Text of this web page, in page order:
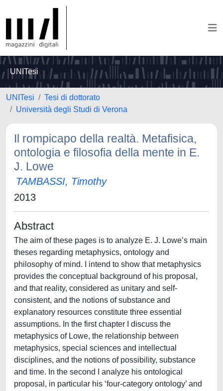
UNITesi
UNITesi
Tesi di dottorato
Università degli Studi di Verona
Il rompicapo della realtà. Metafisica,
ontologia e filosofia della mente in E.
J. Lowe
TAMBASSI, Timothy
2013
Abstract
The aim of these pages is to analyze E. J. Lowe’s main
theses regarding metaphysics, ontology and
philosophy of mind. I intend to show that metaphysics
provides the conceptual background of his proposal,
and that reality, considered as unitary and self-
consistent, and the notions of substance and
explanatory resources constitute three essential
assumptions. In the first chapter I discuss the
metaphysics of Lowe, the relationship between
metaphysics, special sciences and intellectual
disciplines, and the notions of possibility, substance
and time. In the second I analyze his ontological
proposal, in particular his ‘four-category ontology’ and